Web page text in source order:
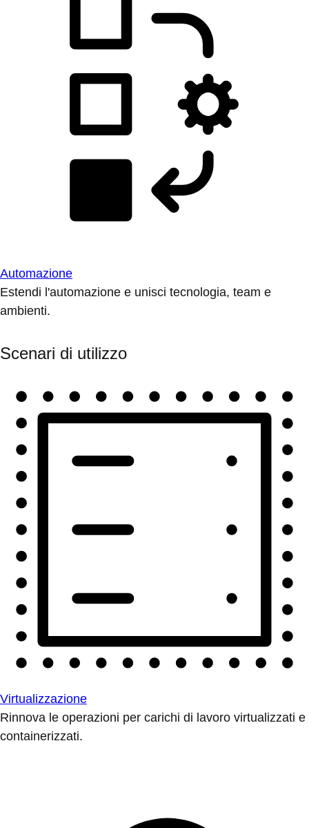
Automazione
Estendi l'automazione e unisci tecnologia, team e
ambienti.
Scenari di utilizzo
Virtualizzazione
Rinnova le operazioni per carichi di lavoro virtualizzati e
containerizzati.